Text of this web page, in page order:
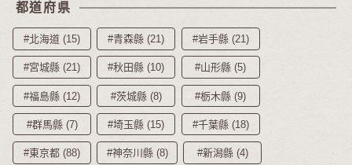
都道府県
#北海道 (15) #青森縣 (21) #岩手縣 (21)
#宮城縣 (21) #秋田縣 (10) #山形縣 (5)
#福島縣 (12) #茨城縣 (8) #栃木縣 (9)
#群馬縣 (7) #埼玉縣 (15) #千葉縣 (18)
#東京都 (88) #神奈川縣 (8) #新潟縣 (4)